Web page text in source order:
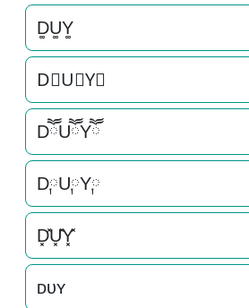
D͚U͚Y͚
D⃒U⃒Y⃒
DཽUཽYཽ
D༙U༙Y༙
D͓̽U͓̽Y͓̽
ᴅᴜʏ